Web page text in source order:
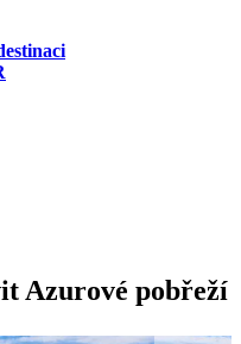
Azurové pobřeží